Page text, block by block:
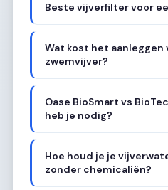
Beste vijverfilter voor
Wat kost het aanleggen
zwemvijver?
Oase BioSmart vs
heb je nodig?
Hoe houd je je
zonder chemicaliën?